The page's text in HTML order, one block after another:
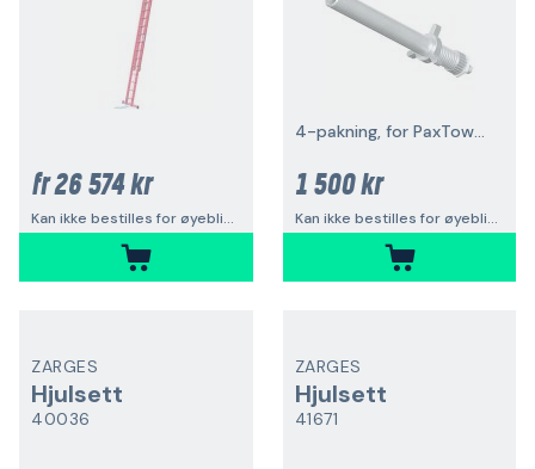
fr26 574 kr
Kan ikke bestilles for øyeblikket
4-pakning, for PaxTower 1T
1 500 kr
Kan ikke bestilles for øyeblikket
ZARGES
Hjulsett
40036
ZARGES
Hjulsett
41671